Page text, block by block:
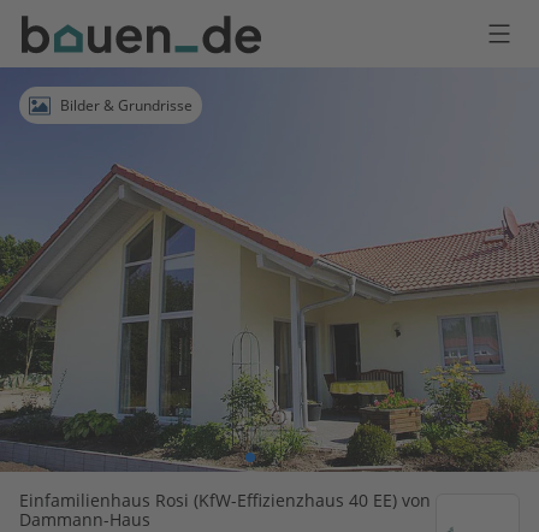
Bauen
Logo
AnmeldenBilder & Grundrisse
Einfamilienhaus Rosi (KfW-Effizienzhaus 40 EE) von
Dammann-Haus